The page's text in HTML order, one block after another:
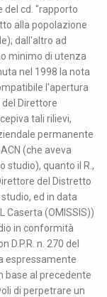
del cd. "rapporto
alla popolazione
dall'altro ad
minimo di utenza
nel 1998 la nota
l'apertura
Direttore
tali rilievi,
permanente
(che aveva
studio), quanto il R.,
del Distretto
ed in data
Caserta (OMISSIS))
in conformità
D.P.R. n. 270 del
espressamente
base al precedente
di perpetrare un